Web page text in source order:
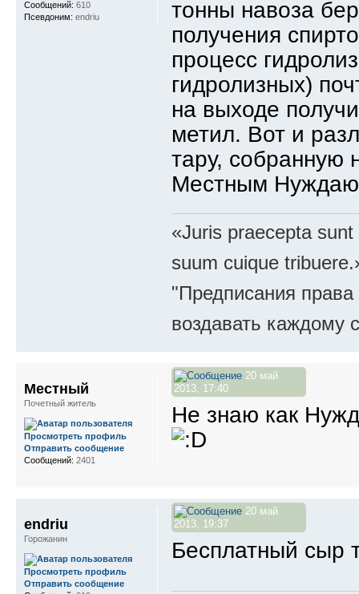
тонны навоза
получения
процесс
гидролизных)
на выходе
метил. Вот и
тару, собранную
Местным
«Juris praecepta
suum cuique
"Предписания
воздавать каждому
Сообщений: 610
Псевдоним: endriu
20 май
2013, 17:40
Не знаю как
Местный
Почетный житель
Просмотреть профиль
Отправить сообщение
Сообщений: 2401
20 май
2013, 19:37
Бесплатный сыр
endriu
Горожанин
Просмотреть профиль
Отправить сообщение